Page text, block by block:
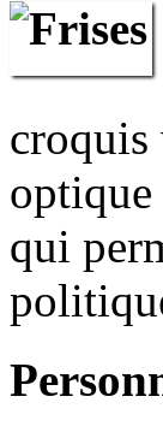
croquis
qui